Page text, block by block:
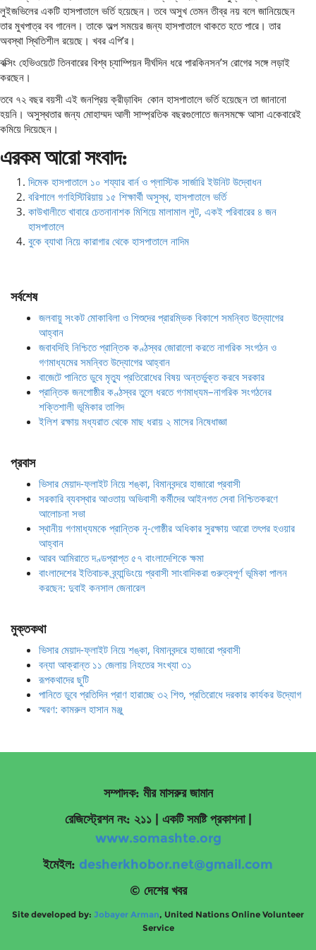
লুইজভিলের একটি হাসপাতালে ভর্তি হয়েছেন। তবে অসুখ তেমন তীব্র নয় বলে জানিয়েছেন
তার মুখপাত্র বব গানেল। তাকে অল্প সময়ের জন্য হাসপাতালে থাকতে হতে পারে। তার
অবস্থা স্থিতিশীল রয়েছে। খবর এপি’র।
বক্সিং হেভিওয়েটে তিনবারের বিশ্ব চ্যাম্পিয়ন দীর্ঘদিন ধরে পারকিনসন’স রোগের সঙ্গে লড়াই
করছেন।
তবে ৭২ বছর বয়সী এই জনপ্রিয় ক্রীড়াবিদ কোন হাসপাতালে ভর্তি হয়েছেন তা জানানো
হয়নি। অসুস্থতার জন্য মোহাম্মদ আলী সাম্প্রতিক বছরগুলোতে জনসমক্ষে আসা একেবারেই
কমিয়ে দিয়েছেন।
এরকম আরো সংবাদ:
দিমেক হাসপাতালে ১০ শয্যার বার্ন ও প্লাস্টিক সার্জারি ইউনিট উদ্বোধন
বরিশালে গণহিস্টিরিয়ায় ১৫ শিক্ষার্থী অসুস্থ, হাসপাতালে ভর্তি
কাউখালীতে খাবারে চেতনানাশক মিশিয়ে মালামাল লুট, একই পরিবারের ৪ জন
হাসপাতালে
বুকে ব্যাথা নিয়ে কারাগার থেকে হাসপাতালে নাদিম
সর্বশেষ
জলবায়ু সংকট মোকাবিলা ও শিশুদের প্রারম্ভিক বিকাশে সমন্বিত উদ্যোগের
আহ্বান
জবাবদিহি নিশ্চিতে প্রান্তিক কণ্ঠস্বর জোরালো করতে নাগরিক সংগঠন ও
গণমাধ্যমের সমন্বিত উদ্যোগের আহ্বান
বাজেটে পানিতে ডুবে মৃত্যু প্রতিরোধের বিষয় অন্তর্ভুক্ত করবে সরকার
প্রান্তিক জনগোষ্ঠীর কণ্ঠস্বর তুলে ধরতে গণমাধ্যম–নাগরিক সংগঠনের
শক্তিশালী ভূমিকার তাগিদ
ইলিশ রক্ষায় মধ্যরাত থেকে মাছ ধরায় ২ মাসের নিষেধাজ্ঞা
প্রবাস
ভিসার মেয়াদ-ফ্লাইট নিয়ে শঙ্কা, বিমানবন্দরে হাজারো প্রবাসী
সরকারি ব্যবস্থার আওতায় অভিবাসী কর্মীদের আইনগত সেবা নিশ্চিতকরণে
আলোচনা সভা
স্থানীয় গণমাধ্যমকে প্রান্তিক নৃ-গোষ্ঠীর অধিকার সুরক্ষায় আরো তৎপর হওয়ার
আহ্বান
আরব আমিরাতে দণ্ডপ্রাপ্ত ৫৭ বাংলাদেশিকে ক্ষমা
বাংলাদেশের ইতিবাচক ব্র্যান্ডিংয়ে প্রবাসী সাংবাদিকরা গুরুত্বপূর্ণ ভূমিকা পালন
করছেন: দুবাই কনসাল জেনারেল
মুক্তকথা
ভিসার মেয়াদ-ফ্লাইট নিয়ে শঙ্কা, বিমানবন্দরে হাজারো প্রবাসী
বন্যা আক্রান্ত ১১ জেলায় নিহতের সংখ্যা ৩১
রূপকথাদের ছুটি
পানিতে ডুবে প্রতিদিন প্রাণ হারাচ্ছে ৩২ শিশু, প্রতিরোধে দরকার কার্যকর উদ্যোগ
স্মরণ: কামরুল হাসান মঞ্জু
সম্পাদক: মীর মাসরুর জামান
রেজিস্ট্রেশন নং: ২১১ | একটি সমষ্টি প্রকাশনা
www.somashte.org
ইমেইল: desherkhobor.net@gmail.com
© দেশের খবর
Site developed by: Jobayer Arman, United Nations Online Volunteer
Service